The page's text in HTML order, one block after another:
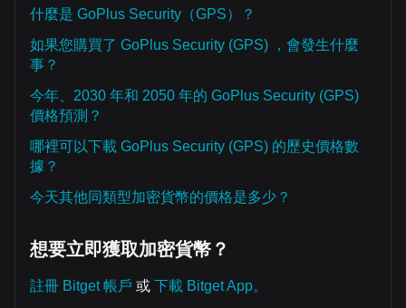
什麼是 GoPlus Security（GPS）？
如果您購買了 GoPlus Security (GPS) ，會發生什麼
事？
今年、2030 年和 2050 年的 GoPlus Security (GPS)
價格預測？
哪裡可以下載 GoPlus Security (GPS) 的歷史價格數
據？
今天其他同類型加密貨幣的價格是多少？
想要立即獲取加密貨幣？
註冊 Bitget 帳戶 或 下載 Bitget App。